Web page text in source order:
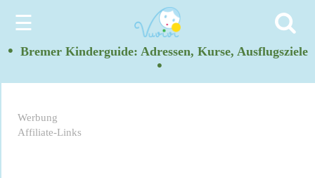
☰
• Bremer Kinderguide: Adressen, Kurse, Ausflugsziele
•
Werbung
Affiliate-Links